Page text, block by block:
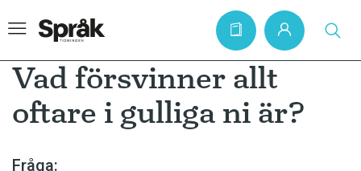
Hem
Artiklar
Vad försvinner allt
oftare i gulliga ni är?
Fråga: